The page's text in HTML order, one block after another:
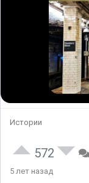
Истории
572
5 лет назад